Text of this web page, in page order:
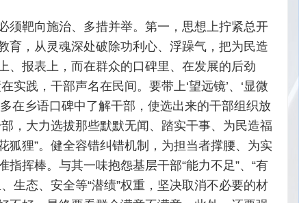
须靶向施治、多措并举。第一，思想上拧紧总开
育，从灵魂深处破除功利心、浮躁气，把为民造
、报表上，而在群众的口碑里、在发展的后劲
践，干部声名在民间。要带上‘望远镜’、‘显微
在乡语口碑中了解干部，使选出来的干部组织放
，大力选拔那些默默无闻、踏实干事、为民造福
狐狸”。健全容错纠错机制，为担当者撑腰、为实
挥棒。与其一味抱怨基层干部“能力不足”、“有
生态、安全等“潜绩”权重，坚决取消不必要的材